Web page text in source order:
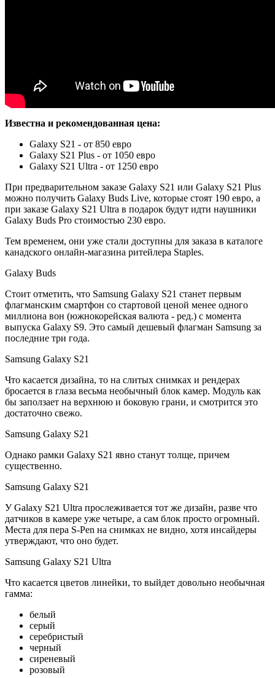
Известна и рекомендованная цена:
Galaxy S21 - от 850 евро
Galaxy S21 Plus - от 1050 евро
Galaxy S21 Ultra - от 1250 евро
При предварительном заказе Galaxy S21 или Galaxy S21 Plus
можно получить Galaxy Buds Live, которые стоят 190 евро, а
при заказе Galaxy S21 Ultra в подарок будут идти наушники
Galaxy Buds Pro стоимостью 230 евро.
Тем временем, они уже стали доступны для заказа в каталоге
канадского онлайн-магазина ритейлера Staples.
Galaxy Buds
Стоит отметить, что Samsung Galaxy S21 станет первым
флагманским смартфон со стартовой ценой менее одного
миллиона вон (южнокорейская валюта - ред.) с момента
выпуска Galaxy S9. Это самый дешевый флагман Samsung за
последние три года.
Samsung Galaxy S21
Что касается дизайна, то на слитых снимках и рендерах
бросается в глаза весьма необычный блок камер. Модуль как
бы заползает на верхнюю и боковую грани, и смотрится это
достаточно свежо.
Samsung Galaxy S21
Однако рамки Galaxy S21 явно станут толще, причем
существенно.
Samsung Galaxy S21
У Galaxy S21 Ultra прослеживается тот же дизайн, разве что
датчиков в камере уже четыре, а сам блок просто огромный.
Места для пера S-Pen на снимках не видно, хотя инсайдеры
утверждают, что оно будет.
Samsung Galaxy S21 Ultra
Что касается цветов линейки, то выйдет довольно необычная
гамма:
белый
серый
серебристый
черный
сиреневый
розовый